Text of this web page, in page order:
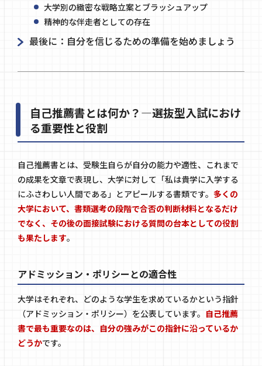
大学別の緻密な戦略立案とブラッシュアップ
精神的な伴走者としての存在
最後に：自分を信じるための準備を始めましょう
自己推薦書とは何か？―選抜型入試におけ
る重要性と役割
自己推薦書とは、受験生自らが自分の能力や適性、これまで
の成果を文章で表現し、大学に対して「私は貴学に入学する
にふさわしい人間である」とアピールする書類です。 多くの
大学において、書類選考の段階で合否の判断材料となるだけ
でなく、その後の面接試験における質問の台本としての役割
も果たします。
アドミッション・ポリシーとの適合性
大学はそれぞれ、どのような学生を求めているかという指針
（アドミッション・ポリシー）を公表しています。 自己推薦
書で最も重要なのは、自分の強みがこの指針に沿っているか
どうかです。